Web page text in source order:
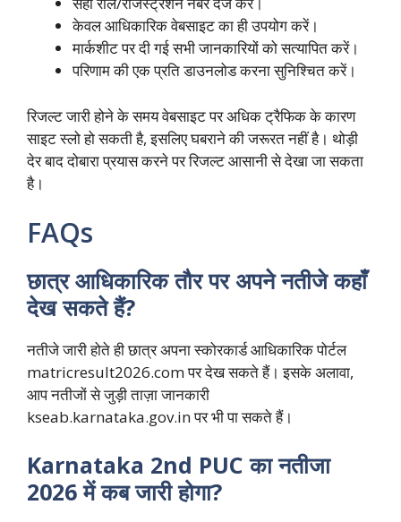
केवल आधिकारिक वेबसाइट का ही उपयोग करें।
मार्कशीट पर दी गई सभी जानकारियों को सत्यापित करें।
परिणाम की एक प्रति डाउनलोड करना सुनिश्चित करें।
रिजल्ट जारी होने के समय वेबसाइट पर अधिक ट्रैफिक के कारण
साइट स्लो हो सकती है, इसलिए घबराने की जरूरत नहीं है। थोड़ी
देर बाद दोबारा प्रयास करने पर रिजल्ट आसानी से देखा जा सकता
है।
FAQs
छात्र आधिकारिक तौर पर अपने नतीजे कहाँ
देख सकते हैं?
नतीजे जारी होते ही छात्र अपना स्कोरकार्ड आधिकारिक पोर्टल
matricresult2026.com पर देख सकते हैं। इसके अलावा,
आप नतीजों से जुड़ी ताज़ा जानकारी
kseab.karnataka.gov.in पर भी पा सकते हैं।
Karnataka 2nd PUC का नतीजा
2026 में कब जारी होगा?